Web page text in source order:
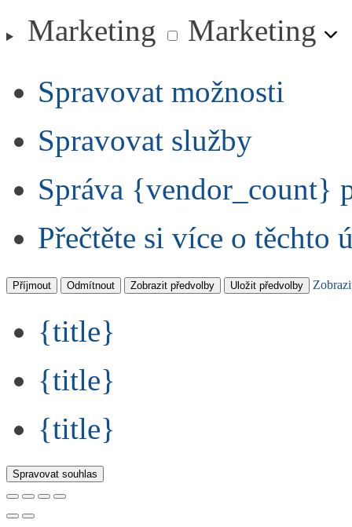
Marketing
Marketing
Spravovat možnosti
Spravovat služby
Správa {vendor_count}
Přečtěte si více o těchto
Příjmout Odmítnout Zobrazit předvolby Uložit předvolby
{title}
{title}
{title}
Spravovat souhlas